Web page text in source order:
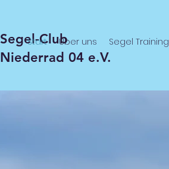
Segel-Club
Niederrad 04 e.V.
Start Über uns Segel Training